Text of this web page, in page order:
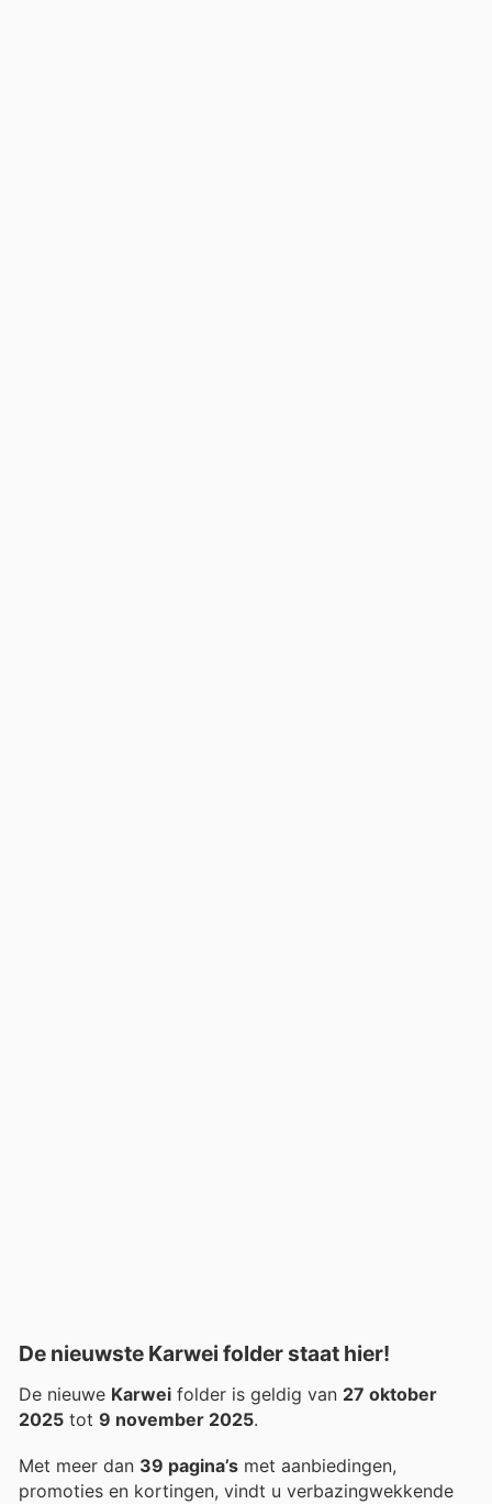
De nieuwste Karwei folder staat hier!
De nieuwe Karwei folder is geldig van 27 oktober
2025 tot 9 november 2025.
Met meer dan 39 pagina’s met aanbiedingen,
promoties en kortingen, vindt u verbazingwekkende